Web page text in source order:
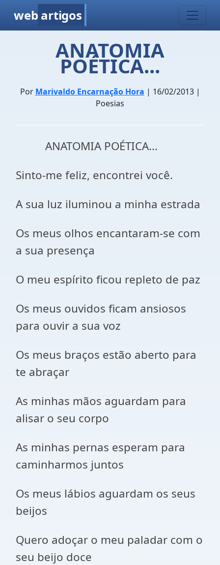
web artigos
ANATOMIA
POÉTICA...
Por Marivaldo Encarnação Hora | 16/02/2013 |
Poesias
ANATOMIA POÉTICA...
Sinto-me feliz, encontrei você.
A sua luz iluminou a minha estrada
Os meus olhos encantaram-se com
a sua presença
O meu espírito ficou repleto de paz
Os meus ouvidos ficam ansiosos
para ouvir a sua voz
Os meus braços estão aberto para
te abraçar
As minhas mãos aguardam para
alisar o seu corpo
As minhas pernas esperam para
caminharmos juntos
Os meus lábios aguardam os seus
beijos
Quero adoçar o meu paladar com o
seu beijo doce